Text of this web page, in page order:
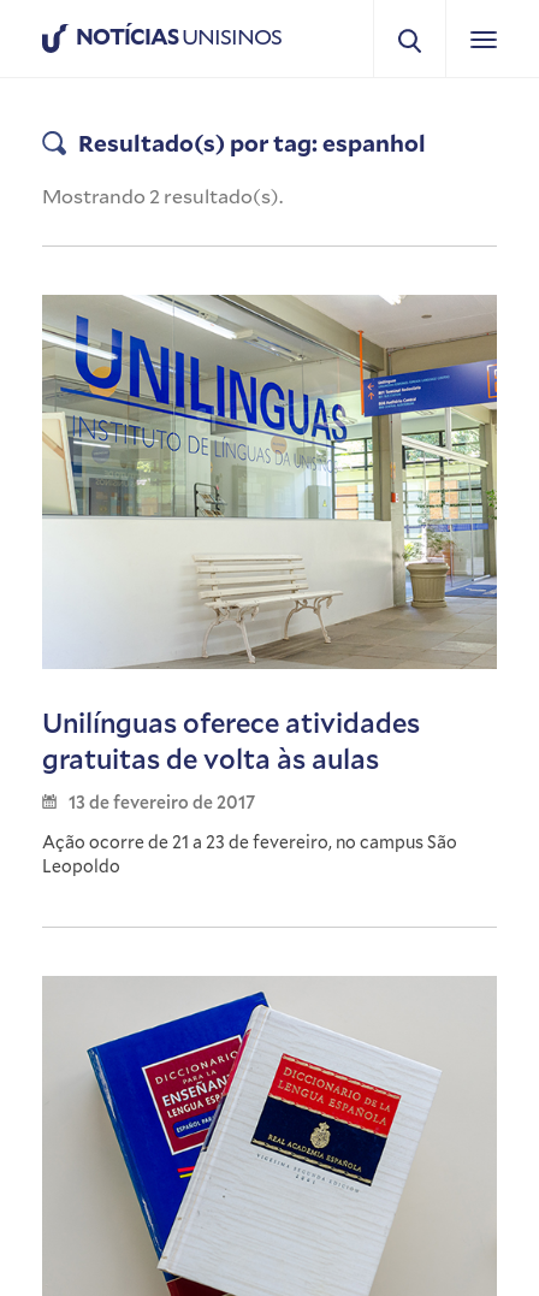
NOTÍCIASUNISINOS
Resultado(s) por tag: espanhol
Mostrando 2 resultado(s).
Unilínguas oferece atividades
gratuitas de volta às aulas
13 de fevereiro de 2017
Ação ocorre de 21 a 23 de fevereiro, no campus São
Leopoldo